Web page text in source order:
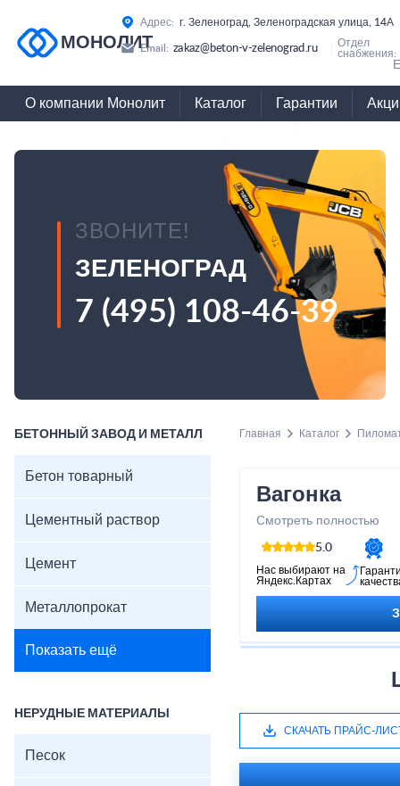
МОНОЛИТ
Адрес: г. Зеленоград, Зеленоградская улица, 14А
Email: zakaz@beton-v-zelenograd.ru
Отдел
снабжения:
О компании Монолит Каталог Гарантии
ЗВОНИТЕ!
ЗЕЛЕНОГРАД
7 (495) 108-46-39
БЕТОННЫЙ ЗАВОД И МЕТАЛЛ
Бетон товарный
Цементный раствор
Цемент
Металлопрокат
Показать ещё
НЕРУДНЫЕ МАТЕРИАЛЫ
Песок
Главная Каталог
Вагонка
Смотреть полностью
5.0
Нас выбирают на
Яндекс.Картах
СКАЧАТЬ ПРАЙС-